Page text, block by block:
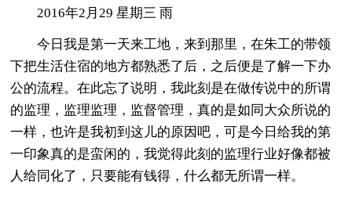
2016年2月29 星期三 雨
今日我是第一天来工地，来到那里，在朱工的带领
下把生活住宿的地方都熟悉了后，之后便是了解一下办
公的流程。在此忘了说明，我此刻是在做传说中的所谓
的监理，监理监理，监督管理，真的是如同大众所说的
一样，也许是我初到这儿的原因吧，可是今日给我的第
一印象真的是蛮闲的，我觉得此刻的监理行业好像都被
人给同化了，只要能有钱得，什么都无所谓一样。